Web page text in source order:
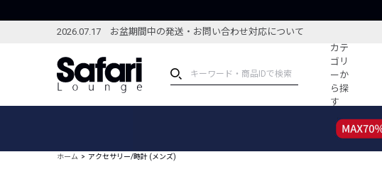
2026.07.17 お盆期間中の発送・お問い合わせ対応について
カテ
ゴリ
ーか
ら探
す
ブランドから探す
ホーム アクセサリー/時計 (メンズ)